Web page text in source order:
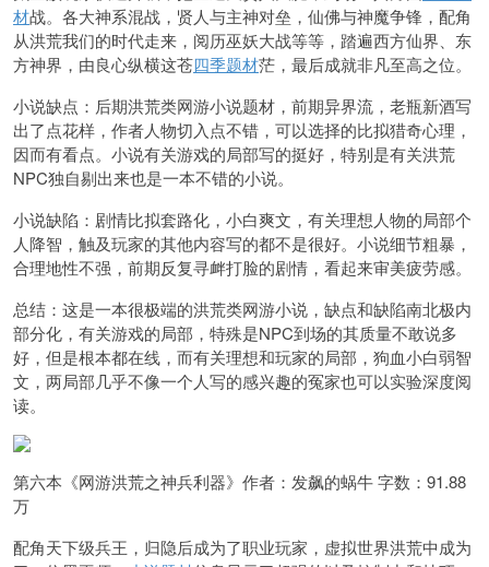
材战。各大神系混战，贤人与主神对垒，仙佛与神魔争锋，配角
从洪荒我们的时代走来，阅历巫妖大战等等，踏遍西方仙界、东
方神界，由良心纵横这苍四季题材茫，最后成就非凡至高之位。
小说缺点：后期洪荒类网游小说题材，前期异界流，老瓶新酒写
出了点花样，作者人物切入点不错，可以选择的比拟猎奇心理，
因而有看点。小说有关游戏的局部写的挺好，特别是有关洪荒
NPC独自剔出来也是一本不错的小说。
小说缺陷：剧情比拟套路化，小白爽文，有关理想人物的局部个
人降智，触及玩家的其他内容写的都不是很好。小说细节粗暴，
合理地性不强，前期反复寻衅打脸的剧情，看起来审美疲劳感。
总结：这是一本很极端的洪荒类网游小说，缺点和缺陷南北极内
部分化，有关游戏的局部，特殊是NPC到场的其质量不敢说多
好，但是根本都在线，而有关理想和玩家的局部，狗血小白弱智
文，两局部几乎不像一个人写的感兴趣的冤家也可以实验深度阅
读。
第六本《网游洪荒之神兵利器》作者：发飙的蜗牛 字数：91.88
万
配角天下级兵王，归隐后成为了职业玩家，虚拟世界洪荒中成为